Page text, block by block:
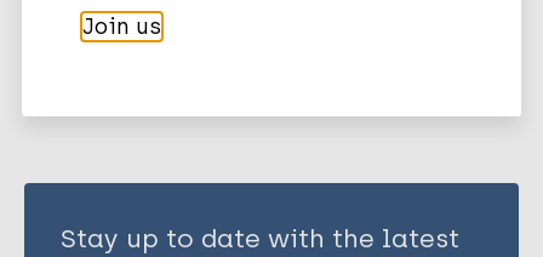
Share this page:
Stay up to date with the latest
Join us